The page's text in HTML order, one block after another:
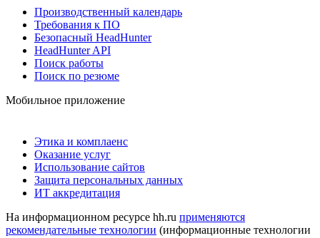
Производственный календарь
Требования к ПО
Безопасный HeadHunter
HeadHunter API
Поиск работы
Поиск по резюме
Мобильное приложение
Этика и комплаенс
Оказание услуг
Использование сайтов
Защита персональных данных
ИТ аккредитация
На информационном ресурсе hh.ru применяются
рекомендательные технологии (информационные технологии